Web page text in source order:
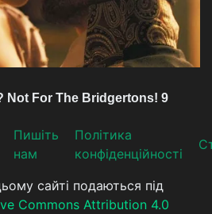
Пишіть
нам
Політика
конфіденційності
сайті подаються під
Commons Attribution 4.0